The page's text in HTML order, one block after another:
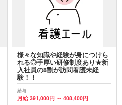
様々な知識や経験が身につけら
れる◎手厚い研修制度あり★新
入社員の8割が訪問看護未経
験！！
給与
月給 391,000円 ～ 408,400円